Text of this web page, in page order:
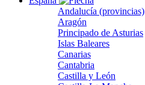
Andalucía (provincias)
Aragón
Principado de Asturias
Islas Baleares
Canarias
Cantabria
Castilla y León